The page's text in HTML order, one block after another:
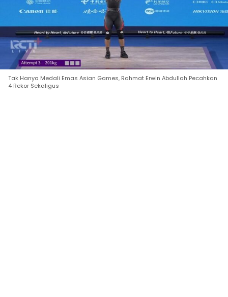
Tak Hanya Medali Emas Asian Games, Rahmat Erwin Abdullah Pecahkan
4 Rekor Sekaligus